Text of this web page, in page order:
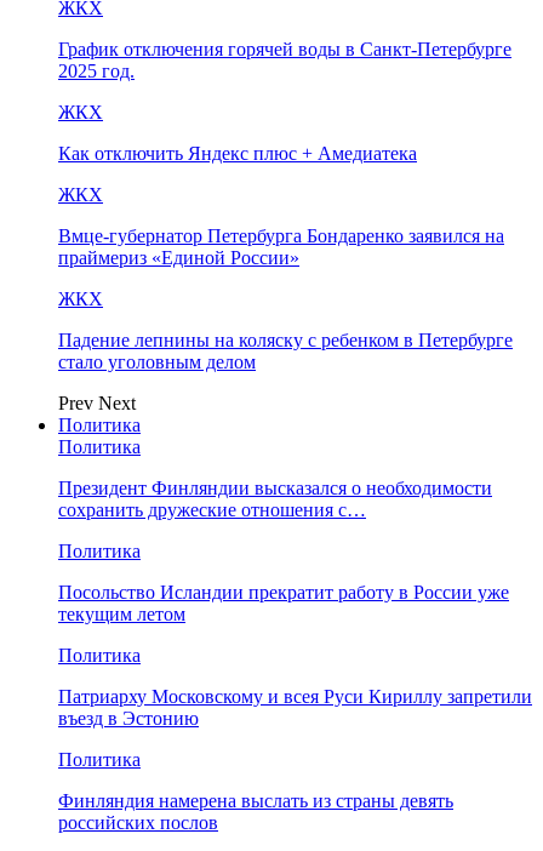
ЖКХ
График отключения горячей воды в Санкт-Петербурге
2025 год.
ЖКХ
Как отключить Яндекс плюс + Амедиатека
ЖКХ
Вмце-губернатор Петербурга Бондаренко заявился на
праймериз «Единой России»
ЖКХ
Падение лепнины на коляску с ребенком в Петербурге
стало уголовным делом
Prev Next
Политика
Политика
Президент Финляндии высказался о необходимости
сохранить дружеские отношения с…
Политика
Посольство Исландии прекратит работу в России уже
текущим летом
Политика
Патриарху Московскому и всея Руси Кириллу запретили
въезд в Эстонию
Политика
Финляндия намерена выслать из страны девять
российских послов